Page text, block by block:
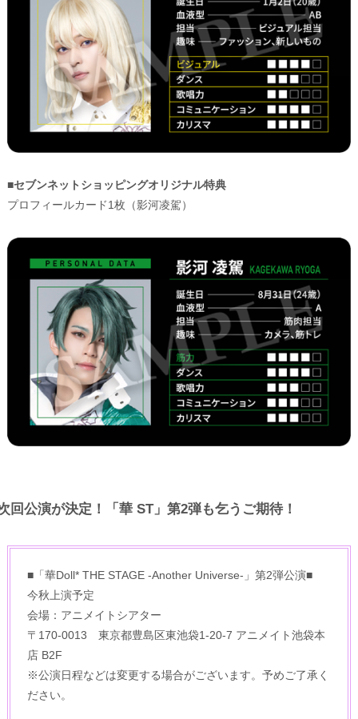
■セブンネットショッピングオリジナル特典
プロフィールカード1枚（影河凌駕）
回公演が決定！「華 ST」第2弾も乞うご期待！
■「華Doll* THE STAGE -Another Universe-」第2弾公演■
今秋上演予定
会場：アニメイトシアター
〒170-0013 東京都豊島区東池袋1-20-7 アニメイト池袋本
店 B2F
※公演日程などは変更する場合がございます。予めご了承く
ださい。